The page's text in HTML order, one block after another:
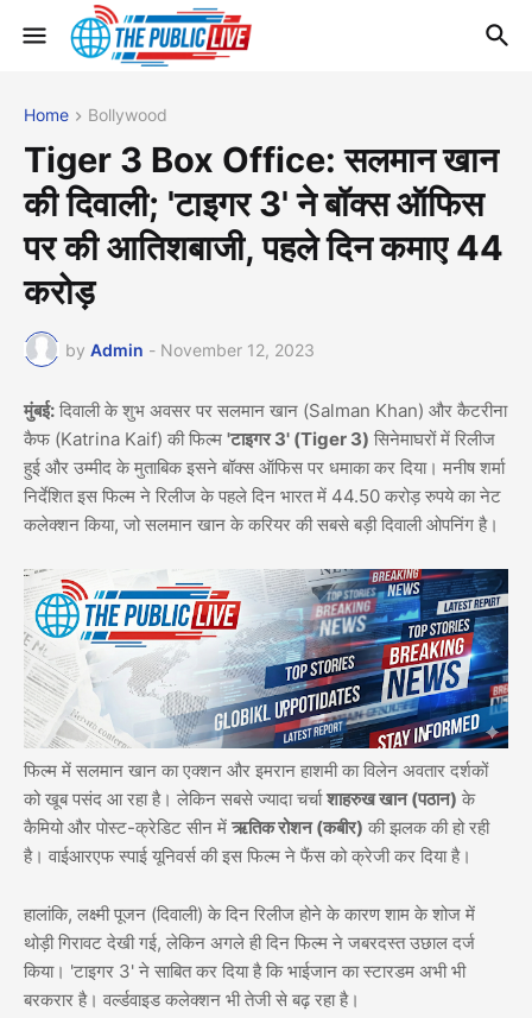
Home Bollywood
Tiger 3 Box Office: सलमान खान
की दिवाली; 'टाइगर 3' ने बॉक्स ऑफिस
पर की आतिशबाजी, पहले दिन कमाए 44
करोड़
by Admin - November 12, 2023
मुंबई: दिवाली के शुभ अवसर पर सलमान खान (Salman Khan) और कैटरीना
कैफ (Katrina Kaif) की फिल्म 'टाइगर 3' (Tiger 3) सिनेमाघरों में रिलीज
हुई और उम्मीद के मुताबिक इसने बॉक्स ऑफिस पर धमाका कर दिया। मनीष शर्मा
निर्देशित इस फिल्म ने रिलीज के पहले दिन भारत में 44.50 करोड़ रुपये का नेट
कलेक्शन किया, जो सलमान खान के करियर की सबसे बड़ी दिवाली ओपनिंग है।
फिल्म में सलमान खान का एक्शन और इमरान हाशमी का विलेन अवतार दर्शकों
को खूब पसंद आ रहा है। लेकिन सबसे ज्यादा चर्चाशाहरुख खान (पठान) के
कैमियो और पोस्ट-क्रेडिट सीन में ऋतिक रोशन (कबीर) की झलक की हो रही
है। वाईआरएफ स्पाई यूनिवर्स की इस फिल्म ने फैंस को क्रेजी कर दिया है।
हालांकि, लक्ष्मी पूजन (दिवाली) के दिन रिलीज होने के कारण शाम के शोज में
थोड़ी गिरावट देखी गई, लेकिन अगले ही दिन फिल्म ने जबरदस्त उछाल दर्ज
किया। 'टाइगर 3' ने साबित कर दिया है कि भाईजान का स्टारडम अभी भी
बरकरार है। वर्ल्डवाइड कलेक्शन भी तेजी से बढ़ रहा है।